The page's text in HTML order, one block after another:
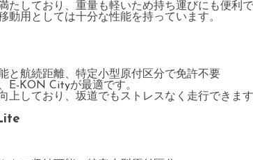
たしており、重量も軽いため持ち運びにも便利で
用としては十分な性能を持っています。
と航続距離、特定小型原付区分で免許不要
E-KON Cityが最適です。
しており、坂道でもストレスなく走行できます